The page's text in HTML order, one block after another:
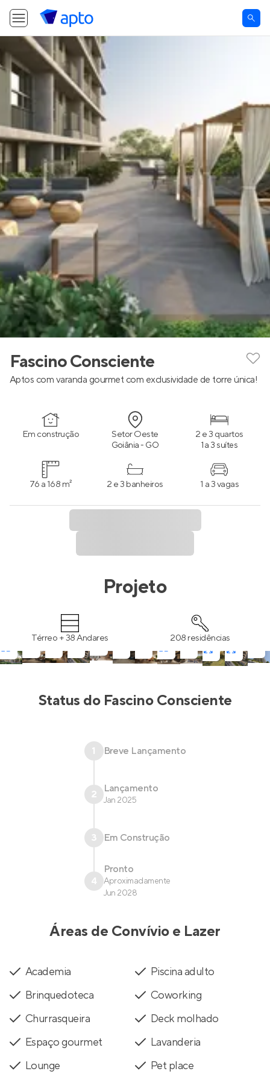
Fascino Consciente
Aptos com varanda gourmet com exclusividade de torre única!
Em construção Setor Oeste
Goiânia - GO
2 e 3 quartos
1 a 3 suítes
76 a 168 m² 2 e 3 banheiros 1 a 3 vagas
Projeto
Térreo + 38 Andares 208 residências
Status do Fascino Consciente
1 Breve Lançamento
2 Lançamento
Jan 2025
3 Em Construção
4
Pronto
Aproximadamente
Jun 2028
Áreas de Convívio e Lazer
Academia
Piscina adulto
Brinquedoteca
Coworking
Churrasqueira
Deck molhado
Espaço gourmet
Lavanderia
Lounge
Pet place